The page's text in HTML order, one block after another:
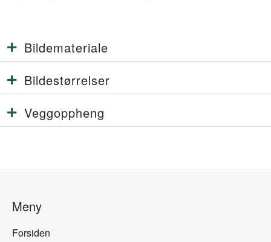
Bildemateriale
Bildestørrelser
Veggoppheng
Meny
Forsiden